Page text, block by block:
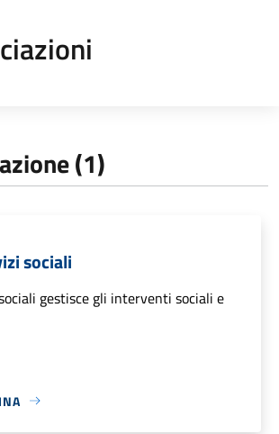
(1)
sociali
gestisce gli interventi sociali e